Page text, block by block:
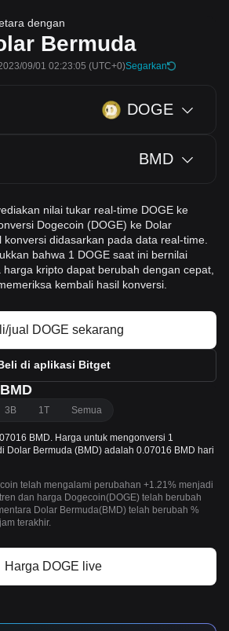
dengan
Bermuda
09/01 02:23:05 (UTC+0)Segarkan
DOGE
BMD
nilai tukar real-time DOGE ke
Dogecoin (DOGE) ke Dolar
konversi didasarkan pada data real-time.
bahwa 1 DOGE saat ini bernilai
kripto dapat berubah dengan cepat,
kembali hasil konversi.
jual DOGE sekarang
di aplikasi Bitget
3B 1T Semua
BMD. Harga untuk mengonversi 1
Dolar Bermuda (BMD) adalah 0.07016 BMD hari
telah mengalami perubahan +1.21% menjadi
dan harga Dogecoin(DOGE) telah berubah
Dolar Bermuda(BMD) telah berubah %
terakhir.
Harga DOGE live